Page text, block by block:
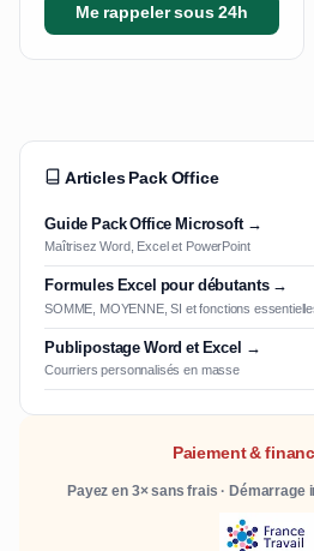
Me rappeler sous 24h
Articles Pack Office
Guide Pack Office Microsoft →
Maîtrisez Word, Excel et PowerPoint
Formules Excel pour débutants →
SOMME, MOYENNE, SI et fonctions
Publipostage Word et Excel →
Courriers personnalisés en masse
Paiement &
Payez en 3× sans frais · Démarrage